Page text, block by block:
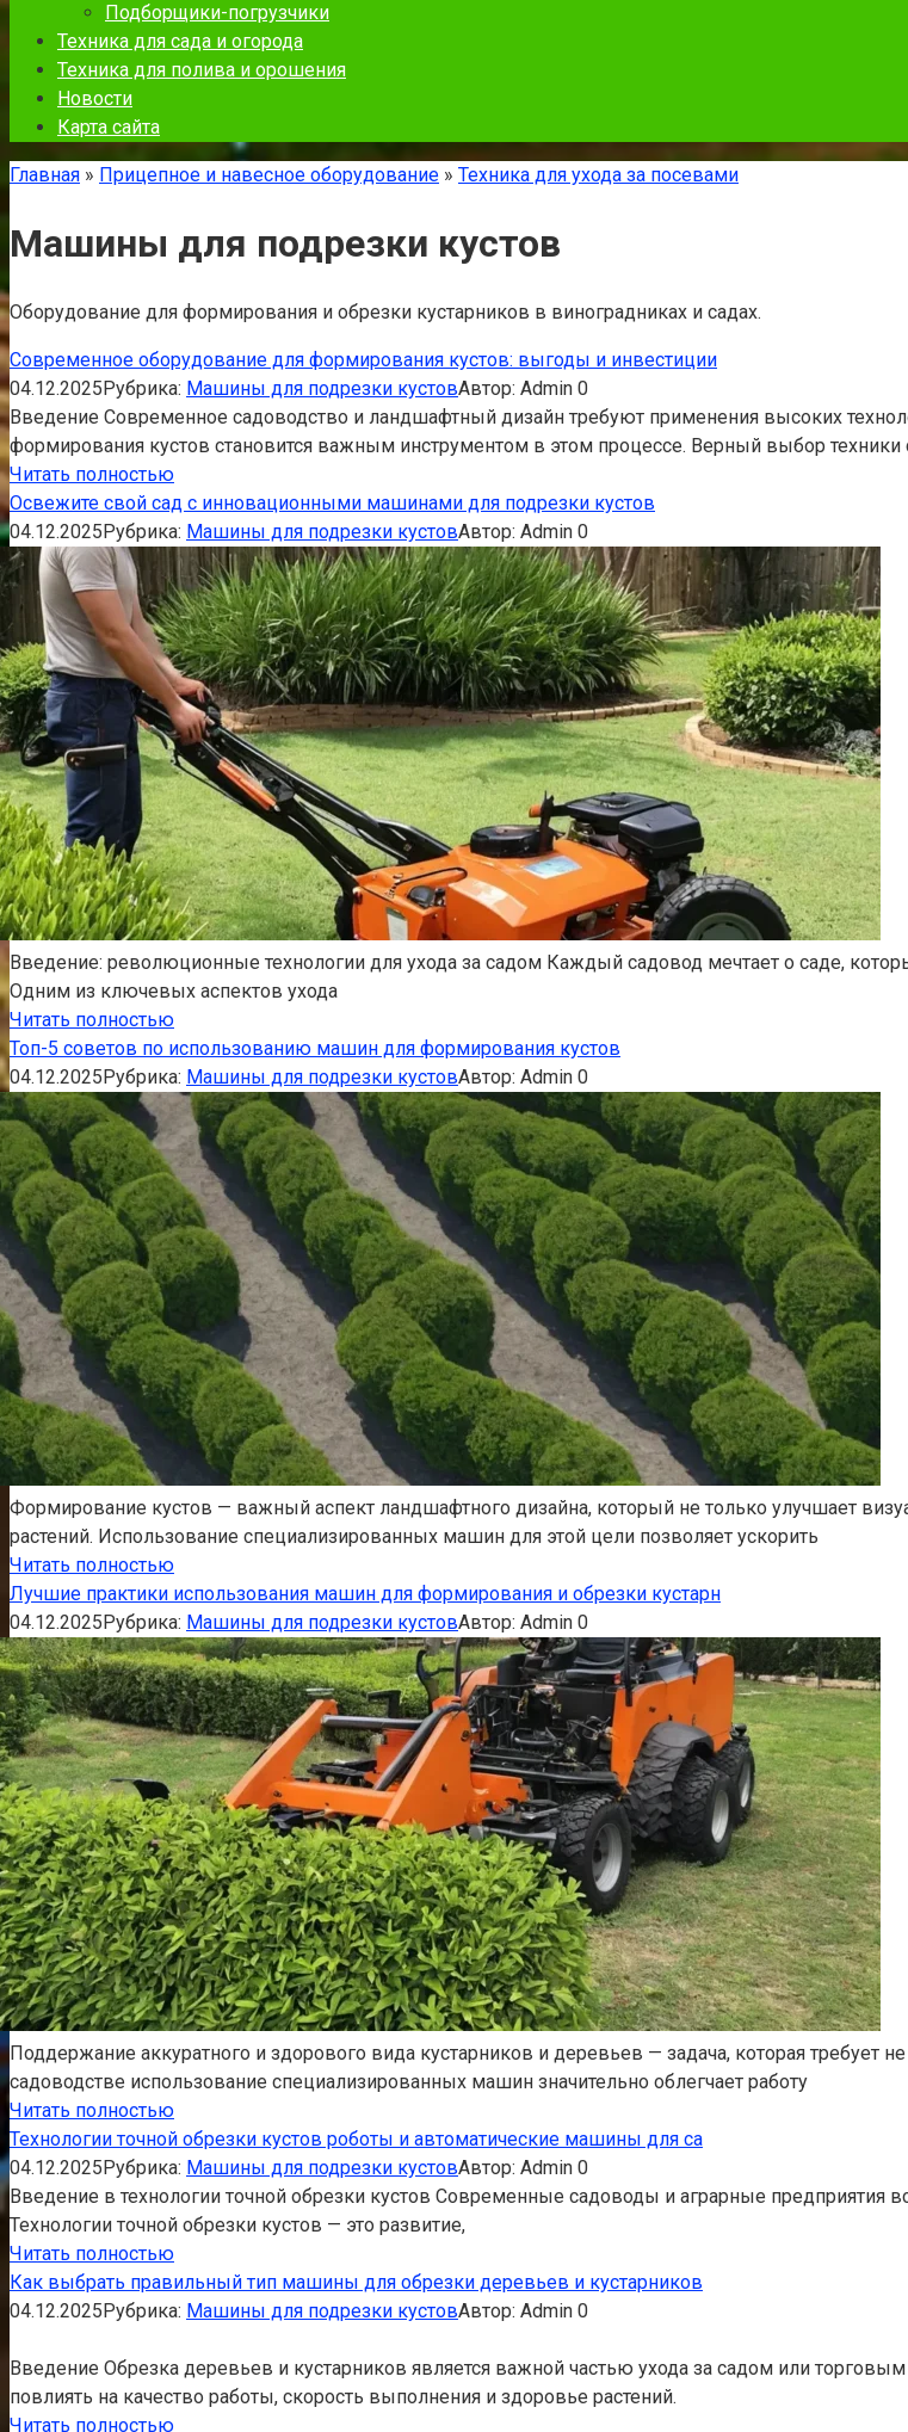
Подборщики-погрузчики
Техника для сада и огорода
Техника для полива и орошения
Новости
Карта сайта
Главная » Прицепное и навесное оборудование » Техника для ухода за посевами
Машины для подрезки кустов
Оборудование для формирования и обрезки кустарников в виноградниках и садах.
Современное оборудование для формирования кустов: выгоды и инвестиции
04.12.2025Рубрика: Машины для подрезки кустовАвтор: Admin 0
Введение Современное садоводство и ландшафтный дизайн требуют применения высоких
формирования кустов становится важным инструментом в этом процессе. Верный выбор техники
Читать полностью
Освежите свой сад с инновационными машинами для подрезки кустов
04.12.2025Рубрика: Машины для подрезки кустовАвтор: Admin 0
Введение: революционные технологии для ухода за садом Каждый садовод мечтает о саде,
Одним из ключевых аспектов ухода
Читать полностью
Топ-5 советов по использованию машин для формирования кустов
04.12.2025Рубрика: Машины для подрезки кустовАвтор: Admin 0
Формирование кустов — важный аспект ландшафтного дизайна, который не только улучшает
растений. Использование специализированных машин для этой цели позволяет ускорить
Читать полностью
Лучшие практики использования машин для формирования и обрезки кустарн
04.12.2025Рубрика: Машины для подрезки кустовАвтор: Admin 0
Поддержание аккуратного и здорового вида кустарников и деревьев — задача, которая требует
садоводстве использование специализированных машин значительно облегчает работу
Читать полностью
Технологии точной обрезки кустов роботы и автоматические машины для са
04.12.2025Рубрика: Машины для подрезки кустовАвтор: Admin 0
Введение в технологии точной обрезки кустов Современные садоводы и аграрные
Технологии точной обрезки кустов — это развитие,
Читать полностью
Как выбрать правильный тип машины для обрезки деревьев и кустарников
04.12.2025Рубрика: Машины для подрезки кустовАвтор: Admin 0
Введение Обрезка деревьев и кустарников является важной частью ухода за садом или
повлиять на качество работы, скорость выполнения и здоровье растений.
Читать полностью